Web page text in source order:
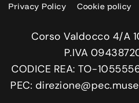
Privacy Policy Cookie policy
Corso Valdocco 4/A
P.IVA
CODICE REA: TO-
PEC: